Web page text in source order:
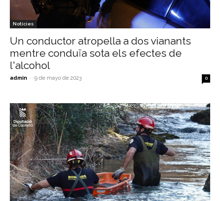
Notícies
Un conductor atropella a dos vianants
mentre conduïa sota els efectes de
l'alcohol
admin - 9 de mayo de 2023 0